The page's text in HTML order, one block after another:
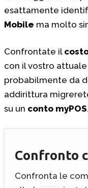
esattamente
Mobile ma molto
Confrontate il
con il vostro attuale
probabilmente da
addirittura
su un conto myPOS.
Confronto
Confronta le